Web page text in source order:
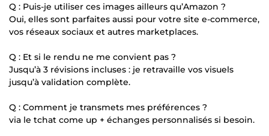
Q : Puis-je utiliser ces images ailleurs qu’Amazon ?
Oui, elles sont parfaites aussi pour votre site e-commerce,
vos réseaux sociaux et autres marketplaces.
Q : Et si le rendu ne me convient pas ?
Jusqu’à 3 révisions incluses : je retravaille vos visuels
jusqu’à validation complète.
Q : Comment je transmets mes préférences ?
via le tchat come up + échanges personnalisés si besoin.